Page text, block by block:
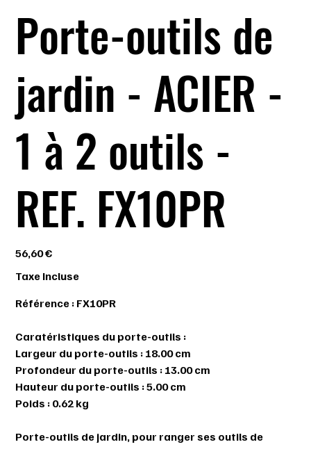
Porte-outils de
jardin - ACIER -
1 à 2 outils -
REF. FX10PR
56,60 €
Taxe Incluse
Référence : FX10PR
Caratéristiques du porte-outils :
Largeur du porte-outils : 18.00 cm
Profondeur du porte-outils : 13.00 cm
Hauteur du porte-outils : 5.00 cm
Poids : 0.62 kg
Porte-outils de jardin, pour ranger ses outils de